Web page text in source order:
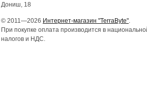
Дониш, 18
© 2011—2026 Интернет-магазин "TerraByte".
При покупке оплата производится в
налогов и НДС.